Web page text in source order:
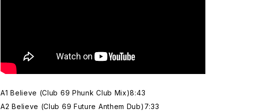
A1 Believe (Club 69 Phunk Club Mix)8:43
A2 Believe (Club 69 Future Anthem Dub)7:33